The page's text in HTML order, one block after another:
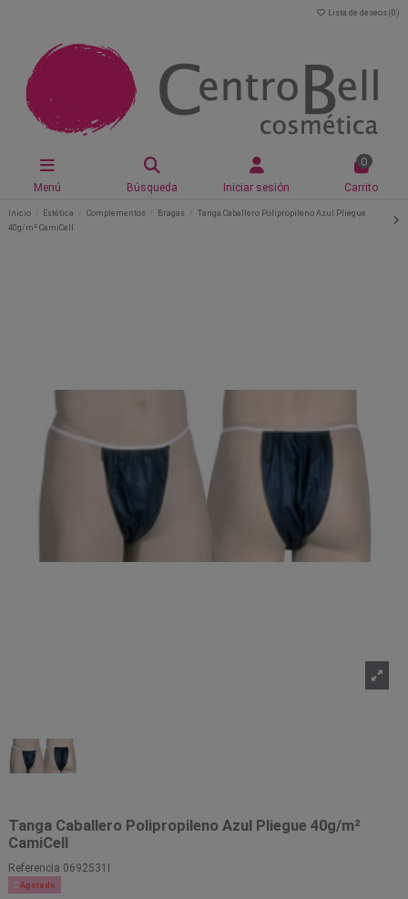
Lista de deseos (0 )
Menú Búsqueda Iniciar sesión
0
Carrito
Inicio Estética Complementos Bragas
Tanga Caballero Polipropileno Azul Pliegue
40g/m² CamiCell
Tanga Caballero Polipropileno Azul Pliegue 40g/m²
CamiCell
Referencia 0692531I
 Agotado